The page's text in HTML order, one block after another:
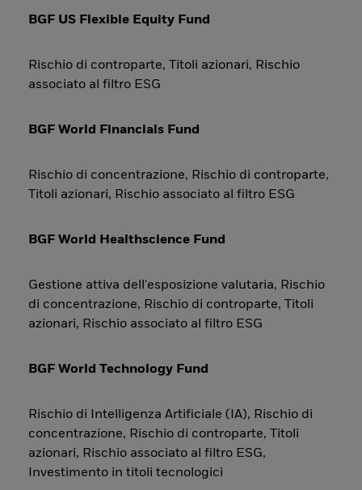
BGF US Flexible Equity Fund
Rischio di controparte, Titoli azionari, Rischio
associato al filtro ESG
BGF World Financials Fund
Rischio di concentrazione, Rischio di controparte,
Titoli azionari, Rischio associato al filtro ESG
BGF World Healthscience Fund
Gestione attiva dell'esposizione valutaria, Rischio
di concentrazione, Rischio di controparte, Titoli
azionari, Rischio associato al filtro ESG
BGF World Technology Fund
Rischio di Intelligenza Artificiale (IA), Rischio di
concentrazione, Rischio di controparte, Titoli
azionari, Rischio associato al filtro ESG,
Investimento in titoli tecnologici